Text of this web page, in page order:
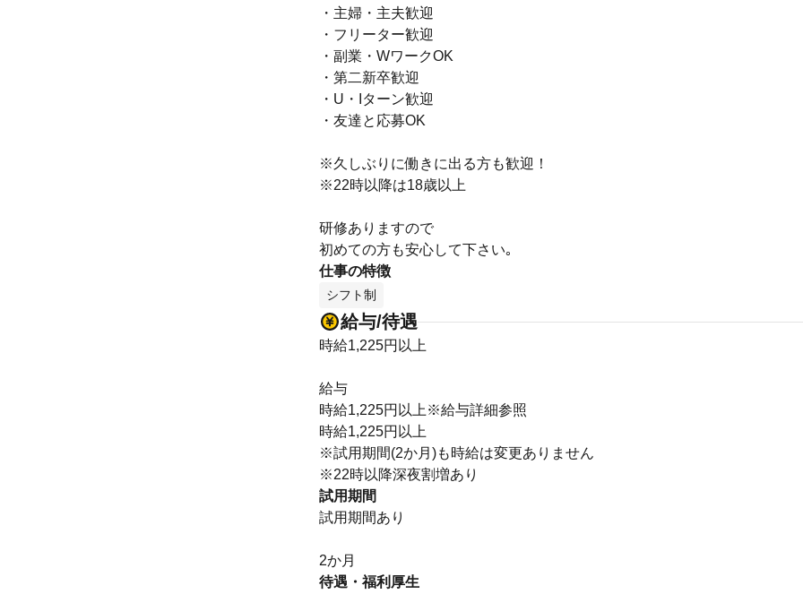
・主婦・主夫歓迎
・フリーター歓迎
・副業・WワークOK
・第二新卒歓迎
・U・Iターン歓迎
・友達と応募OK
※久しぶりに働きに出る方も歓迎！
※22時以降は18歳以上
研修ありますので
初めての方も安心して下さい｡
仕事の特徴
シフト制
給与/待遇
時給1,225円以上
給与
時給1,225円以上※給与詳細参照
時給1,225円以上
※試用期間(2か月)も時給は変更ありません
※22時以降深夜割増あり
試用期間
試用期間あり
2か月
待遇・福利厚生